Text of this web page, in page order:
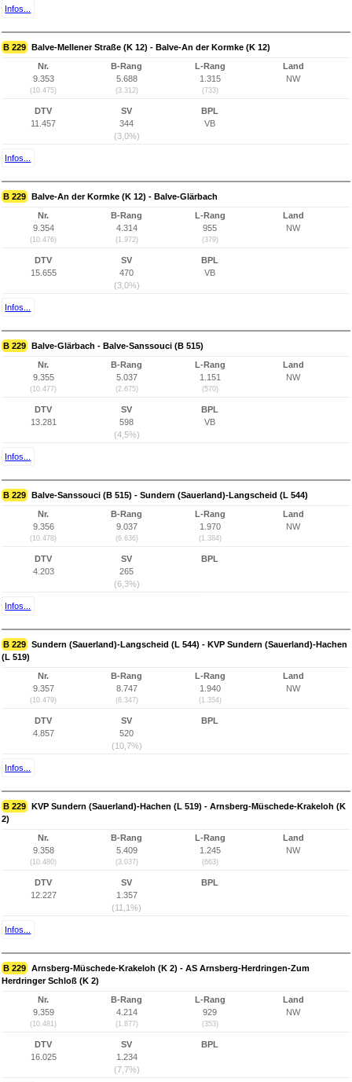
Infos...
B 229 Balve-Mellener Straße (K 12) - Balve-An der Kormke (K 12)
Nr.
9.353
(10.475)
B-Rang
5.688
(3.312)
L-Rang
1.315
(733)
Land
NW
DTV
11.457
SV
344
(3,0%)
BPL
VB
Infos...
B 229 Balve-An der Kormke (K 12) - Balve-Glärbach
Nr.
9.354
(10.476)
B-Rang
4.314
(1.972)
L-Rang
955
(379)
Land
NW
DTV
15.655
SV
470
(3,0%)
BPL
VB
Infos...
B 229 Balve-Glärbach - Balve-Sanssouci (B 515)
Nr.
9.355
(10.477)
B-Rang
5.037
(2.675)
L-Rang
1.151
(570)
Land
NW
DTV
13.281
SV
598
(4,5%)
BPL
VB
Infos...
B 229 Balve-Sanssouci (B 515) - Sundern (Sauerland)-Langscheid (L 544)
Nr.
9.356
(10.478)
B-Rang
9.037
(6.636)
L-Rang
1.970
(1.384)
Land
NW
DTV
4.203
SV
265
(6,3%)
BPL
Infos...
B 229 Sundern (Sauerland)-Langscheid (L 544) - KVP Sundern (Sauerland)-Hachen
(L 519)
Nr.
9.357
(10.479)
B-Rang
8.747
(6.347)
L-Rang
1.940
(1.354)
Land
NW
DTV
4.857
SV
520
(10,7%)
BPL
Infos...
B 229 KVP Sundern (Sauerland)-Hachen (L 519) - Arnsberg-Müschede-Krakeloh (K
2)
Nr.
9.358
(10.480)
B-Rang
5.409
(3.037)
L-Rang
1.245
(663)
Land
NW
DTV
12.227
SV
1.357
(11,1%)
BPL
Infos...
B 229 Arnsberg-Müschede-Krakeloh (K 2) - AS Arnsberg-Herdringen-Zum
Herdringer Schloß (K 2)
Nr.
9.359
(10.481)
B-Rang
4.214
(1.877)
L-Rang
929
(353)
Land
NW
DTV
16.025
SV
1.234
(7,7%)
BPL